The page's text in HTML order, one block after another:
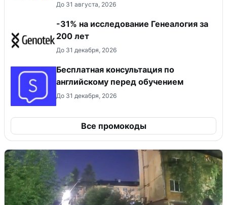
До 31 августа, 2026
-31% на исследование Генеалогия за
200 лет
До 31 декабря, 2026
Бесплатная консультация по
английскому перед обучением
До 31 декабря, 2026
Все промокоды